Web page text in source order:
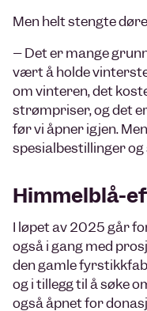
Men helt stengte
– Det er mange
vært å holde
om vinteren, det
strømpriser, og det
før vi åpner igjen.
spesialbestillinger og
Himmelblå-
I løpet av 2025 går
også i gang med
den gamle
og i tillegg til å søke
også åpnet for